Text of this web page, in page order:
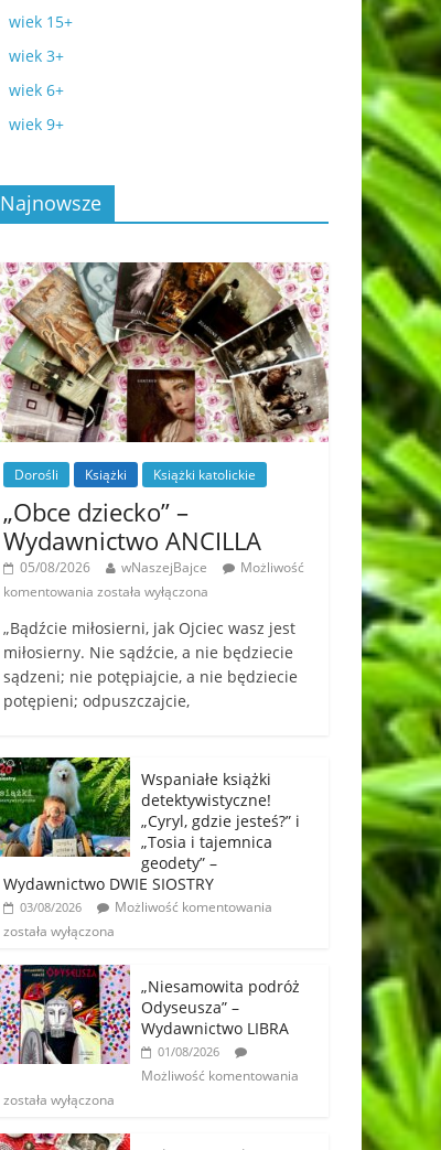
wiek 15+
wiek 3+
wiek 6+
wiek 9+
Najnowsze
Dorośli Książki Książki katolickie
„Obce dziecko” –
Wydawnictwo ANCILLA
05/08/2026 wNaszejBajce
Możliwość
komentowania została wyłączona
„Bądźcie miłosierni, jak Ojciec wasz jest
miłosierny. Nie sądźcie, a nie będziecie
sądzeni; nie potępiajcie, a nie będziecie
potępieni; odpuszczajcie,
Wspaniałe książki
detektywistyczne!
„Cyryl, gdzie jesteś?” i
„Tosia i tajemnica
geodety” –
Wydawnictwo DWIE SIOSTRY
03/08/2026
Możliwość komentowania
została wyłączona
„Niesamowita podróż
Odyseusza” –
Wydawnictwo LIBRA
01/08/2026
Możliwość komentowania
została wyłączona